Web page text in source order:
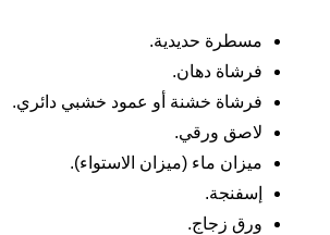
مسطرة حديدية.
فرشاة دهان.
فرشاة خشنة أو عمود خشبي دائري.
لاصق ورقي.
ميزان ماء (ميزان الاستواء).
إسفنجة.
ورق زجاج.